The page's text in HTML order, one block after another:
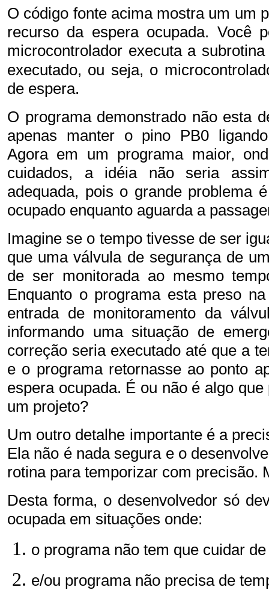
O código fonte acima mostra um um
recurso da espera ocupada. Você
microcontrolador executa a
executado, ou seja, o
de espera.
O programa demonstrado não esta
apenas manter o pino PB0
Agora em um programa maior,
cuidados, a idéia não seria
adequada, pois o grande problema
ocupado enquanto aguarda a
Imagine se o tempo tivesse de ser
que uma válvula de segurança de
de ser monitorada ao mesmo
Enquanto o programa esta preso
entrada de monitoramento da
informando uma situação de
correção seria executado até que a
e o programa retornasse ao ponto
espera ocupada. É ou não é algo
um projeto?
Um outro detalhe importante é a
Ela não é nada segura e o
rotina para temporizar com precisão.
Desta forma, o desenvolvedor só
ocupada em situações onde:
o programa não tem que cuidar
e/ou programa não precisa de